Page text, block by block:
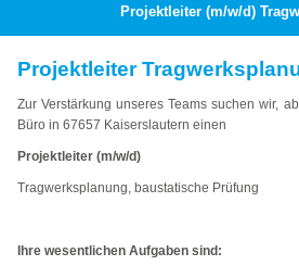
Projektleiter (m/w/d)
Projektleiter
Zur Verstärkung unseres Teams suchen wir,
Büro in 67657 Kaiserslautern einen
Projektleiter (m/w/d)
Tragwerksplanung, baustatische Prüfung
Ihre wesentlichen Aufgaben sind: